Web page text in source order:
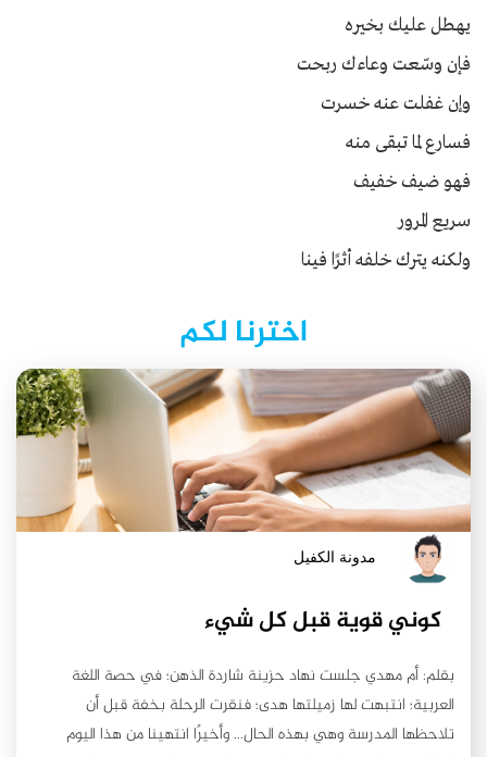
يهطل عليك بخيره
فإن وسّعت وعاءك ربحت
وإن غفلت عنه خسرت
فسارع لما تبقى منه
فهو ضيف خفيف
سريع المرور
ولكنه يترك خلفه أثرًا فينا
اخترنا لكم
مدونة الكفيل
كوني قوية قبل كل شيء
بقلم: أم مهدي جلست نهاد حزينة شاردة الذهن؛ في حصة اللغة
العربية؛ انتبهت لها زميلتها هدى؛ فنقرت الرحلة بخفة قبل أن
تلاحظها المدرسة وهي بهذه الحال... وأخيرًا انتهينا من هذا اليوم